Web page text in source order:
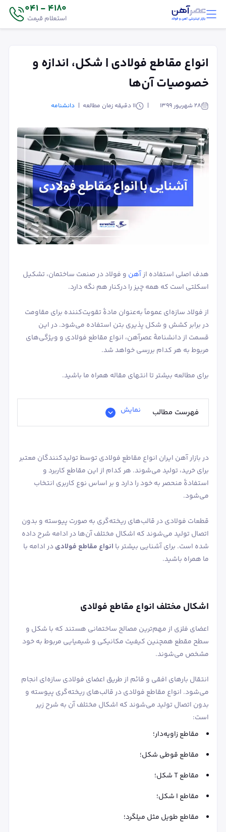
4180 - 041
استعلام قیمت
انواع مقاطع فولادی | شکل، اندازه و
خصوصیات آن‌ها
۲۸ شهریور ۱۳۹۹ 11 دقیقه زمان مطالعه دانشنامه
هدف اصلی استفاده ازآهن و فولاد در صنعت ساختمان، تشکیل
اسکلتی است که همه چیز را درکنار هم نگه دارد.
از فولاد سازه‌ای عموماً به‌عنوان مادۀ تقویت‌کننده برای مقاومت
در برابر کشش و شکل پذیری بتن استفاده می‌شود. در این
قسمت از دانشنامۀ عصرآهن، انواع مقاطع فولادی و ویژگی‌های
مربوط به هر کدام بررسی خواهد شد.
برای مطالعه بیشتر تا انتهای مقاله همراه ما باشید.
فهرست مطالب نمایش
در بازار آهن ایران انواع مقاطع فولادی توسط تولیدکنندگان معتبر
برای خرید، تولید می‌شوند. هر کدام از این مقاطع کاربرد و
استفادۀ منحصر به خود را دارد و بر اساس نوع کاربری انتخاب
می‌شود.
قطعات فولادی در قالب‌های ریخته‌گری به صورت پیوسته و بدون
اتصال تولید می‌شوند که اشکال مختلف آن‌ها در ادامه شرح داده
شده است. برای آشنایی بیشتر با انواع مقاطع فولادیدر ادامه با
ما همراه باشید.
اشکال مختلف انواع مقاطع فولادی
اعضای فلزی از مهم‌ترین مصالح ساختمانی هستند که با شکل و
سطح مقطع همچنین کیفیت مکانیکی و شیمیایی مربوط به خود
مشخص می‌شوند.
انتقال بارهای افقی و قائم از طریق اعضای فولادی سازه‌ای انجام
می‌شود. انواع مقاطع فولادی در قالب‌های ریخته‌گری پیوسته و
بدون اتصال تولید می‌شوند که اشکال مختلف آن به شرح زیر
است:
مقاطع زاویه‌دار؛
مقاطع قوطی شکل؛
مقاطع T شکل؛
مقاطع I شکل؛
مقاطع طویل مثل میلگرد؛